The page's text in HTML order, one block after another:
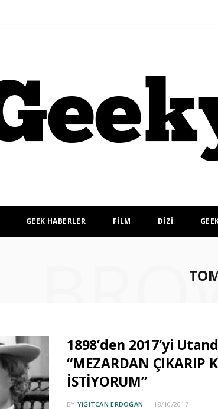
GEEK HABERLER FİLM DİZİ
1898’den 2017’yi
“MEZARDAN ÇIKARIP
İSTİYORUM”
BY YIĞITCAN ERDOĞAN 18/10/2017